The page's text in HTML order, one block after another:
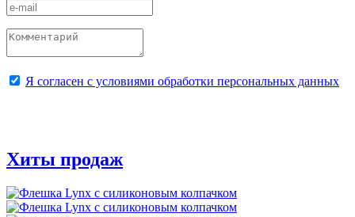
Я согласен с условиями обработки персональных данных
Хиты продаж